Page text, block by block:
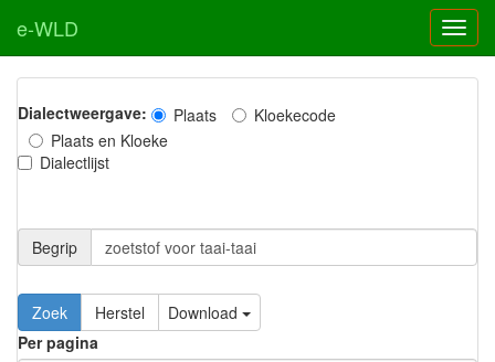
e-WLD
Dialectweergave: Plaats
Kloekecode
Plaats en Kloeke
Dialectlijst
Begrip
Zoek Herstel
Download
Per pagina